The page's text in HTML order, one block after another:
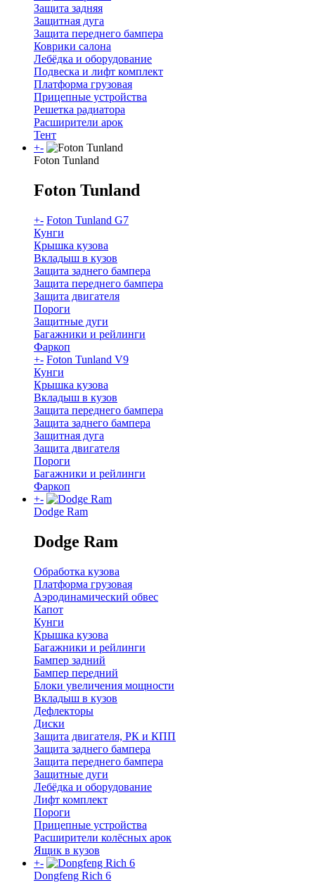
Защита задняя
Защитная дуга
Защита переднего бампера
Коврики салона
Лебёдка и оборудование
Подвеска и лифт комплект
Платформа грузовая
Прицепные устройства
Решетка радиатора
Расширители арок
Тент
+-
Foton Tunland
Foton Tunland
+- Foton Tunland G7
Кунги
Крышка кузова
Вкладыш в кузов
Защита заднего бампера
Защита переднего бампера
Защита двигателя
Пороги
Защитные дуги
Багажники и рейлинги
Фаркоп
+- Foton Tunland V9
Кунги
Крышка кузова
Вкладыш в кузов
Защита переднего бампера
Защита заднего бампера
Защитная дуга
Защита двигателя
Пороги
Багажники и рейлинги
Фаркоп
+-
Dodge Ram
Dodge Ram
Обработка кузова
Платформа грузовая
Аэродинамический обвес
Капот
Кунги
Крышка кузова
Багажники и рейлинги
Бампер задний
Бампер передний
Блоки увеличения мощности
Вкладыш в кузов
Дефлекторы
Диски
Защита двигателя, РК и КПП
Защита заднего бампера
Защита переднего бампера
Защитные дуги
Лебёдка и оборудование
Лифт комплект
Пороги
Прицепные устройства
Расширители колёсных арок
Ящик в кузов
+-
Dongfeng Rich 6